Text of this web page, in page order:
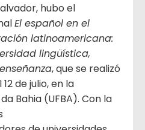
hubo el
El español en el
latinoamericana:
lingüística,
, que se realizó
de julio, en la
Bahia (UFBA). Con la